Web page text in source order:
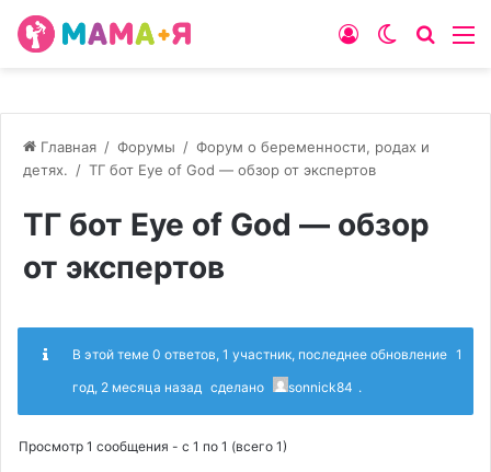
Switch
Войти
Главная / Форумы / Форум о беременности, родах и
детях. / ТГ бот Eye of God — обзор от экспертов
ТГ бот Eye of God — обзор
от экспертов
В этой теме 0 ответов, 1 участник, последнее обновление 1
год, 2 месяца назад сделано sonnick84 .
Просмотр 1 сообщения - с 1 по 1 (всего 1)